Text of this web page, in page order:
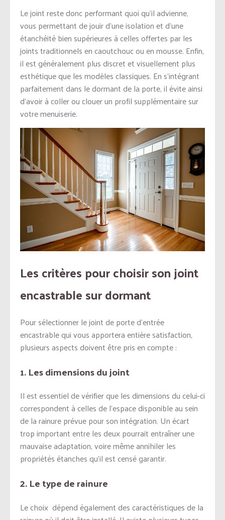
Le joint reste donc performant quoi qu’il advienne,
vous permettant de jouir d’une isolation et d’une
étanchéité bien supérieures à celles offertes par les
joints traditionnels en caoutchouc ou en mousse. Enfin,
il est généralement plus discret et visuellement plus
esthétique que les modèles classiques. En s’intégrant
parfaitement dans le dormant de la porte, il évite ainsi
d’avoir à coller ou clouer un profil supplémentaire sur
votre menuiserie.
Les critères pour choisir son joint
encastrable sur dormant
Pour sélectionner le joint de porte d’entrée
encastrable qui vous apportera entière satisfaction,
plusieurs aspects doivent être pris en compte :
1. Les dimensions du joint
Il est essentiel de vérifier que les dimensions du celui-ci
correspondent à celles de l’espace disponible au sein
de la rainure prévue pour son intégration. Un écart
trop important entre les deux pourrait entraîner une
mauvaise adaptation, voire même annihiler les
propriétés étanches qu’il est censé garantir.
2. Le type de rainure
Le choix dépend également des caractéristiques de la